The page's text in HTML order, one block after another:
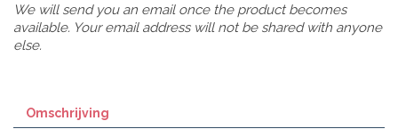
We will send you an email once the product becomes
available. Your email address will not be shared with anyone
else.
Omschrijving